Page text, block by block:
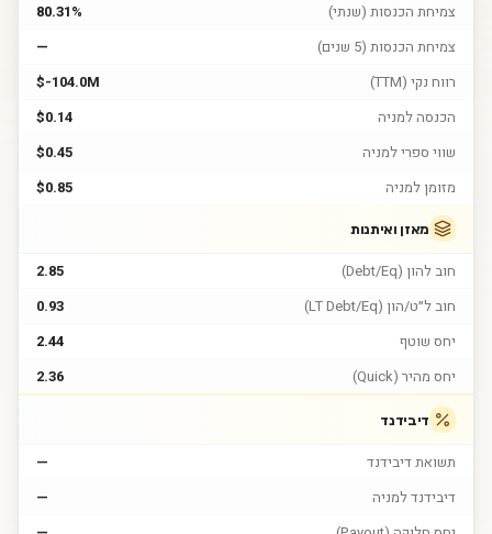
צמיחת הכנסות (שנתי)
80.31%
צמיחת הכנסות (5 שנים)
—
רווח נקי (TTM)
$-104.0M
הכנסה למניה
$0.14
שווי ספרי למניה
$0.45
מזומן למניה
$0.85
מאזן ואיתנות
חוב להון (Debt/Eq)
2.85
חוב ל״ט/הון (LT Debt/Eq)
0.93
יחס שוטף
2.44
יחס מהיר (Quick)
2.36
דיבידנד
תשואת דיבידנד
—
דיבידנד למניה
—